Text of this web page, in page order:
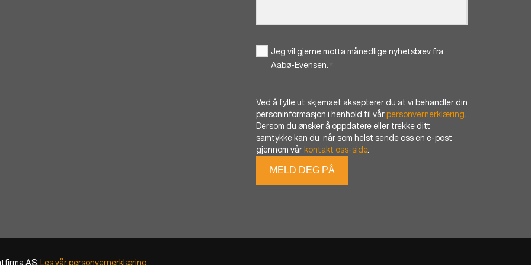
Jeg vil gjerne motta månedlige nyhetsbrev fra
Aabø-Evensen.
Ved å fylle ut skjemaet aksepterer du at vi behandler din
personinformasjon i henhold til vårpersonvernerklæring.
Dersom du ønsker å oppdatere eller trekke ditt
samtykke kan du når som helst sende oss en e-post
gjennom vårkontakt oss-side.
AS. Les vår personvernerklæring.